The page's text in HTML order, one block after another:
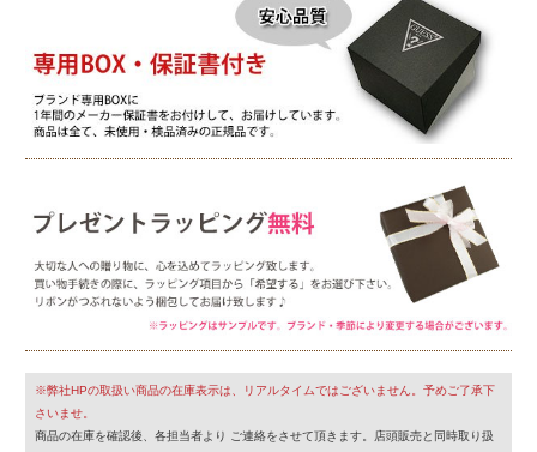
※弊社HPの取扱い商品の在庫表示は、リアルタイムではございません。予めご了承下
さいませ。
商品の在庫を確認後、各担当者より ご連絡をさせて頂きます。店頭販売と同時取り扱